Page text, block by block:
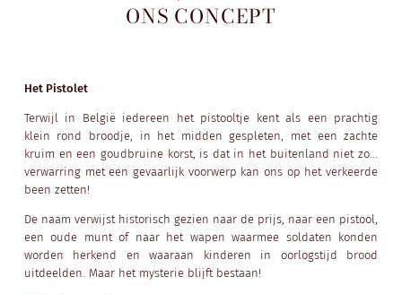
ONS CONCEPT
Het Pistolet
Terwijl in België iedereen het pistooltje kent als een prachtig
klein rond broodje, in het midden gespleten, met een zachte
kruim en een goudbruine korst, is dat in het buitenland niet zo...
verwarring met een gevaarlijk voorwerp kan ons op het verkeerde
been zetten!
De naam verwijst historisch gezien naar de prijs, naar een pistool,
een oude munt of naar het wapen waarmee soldaten konden
worden herkend en waaraan kinderen in oorlogstijd brood
uitdeelden. Maar het mysterie blijft bestaan!